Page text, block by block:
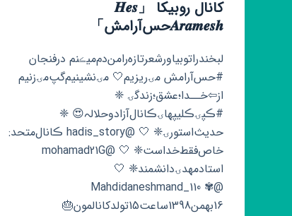
کانال روبیکا 「‌‌‌‌𝑯𝒆𝒔
𝑨𝒓𝒂𝒎𝒆𝒔𝒉حس‌آرامش」
لبخندراتوبیاورشعرتازه‌رامن‌دم‌میڪنم درفنجان
#حس‌آرامش مۍریزیم🤍 مۍنشینیم‌گپ‌مۍ‌زنیم‌‌
از⇦خــدا؛عشق؛زندگۍ ❈
#ڪپۍ‌ڪلیپھاۍ‌ڪانال‌آزادوحلالہ😍 ❈
حدیث‌استورۍ❈ 🤍 @hadis_story ڪانال‌متحد:
خاص‌فقط‌خداست❈ 🤍 @mohamad21G
استادمھدۍ‌دانشمند❈ 🤍
@Mahdidaneshmand_110 ✾
16بھمن1398ساعت15تولدکانالمون🎂